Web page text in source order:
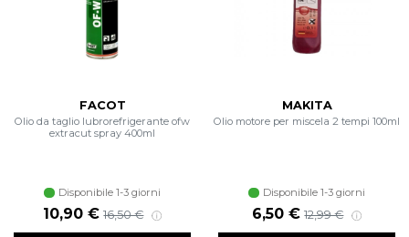
FACOT
Olio da taglio lubrorefrigerante ofw
extracut spray 400ml
Disponibile 1-3 giorni
Prezzo scontato
10,90 € Prezzo di listino
16,50 €
MAKITA
Olio motore per miscela 2 tempi 100ml
Disponibile 1-3 giorni
Prezzo scontato
6,50 € Prezzo di listino
12,99 €